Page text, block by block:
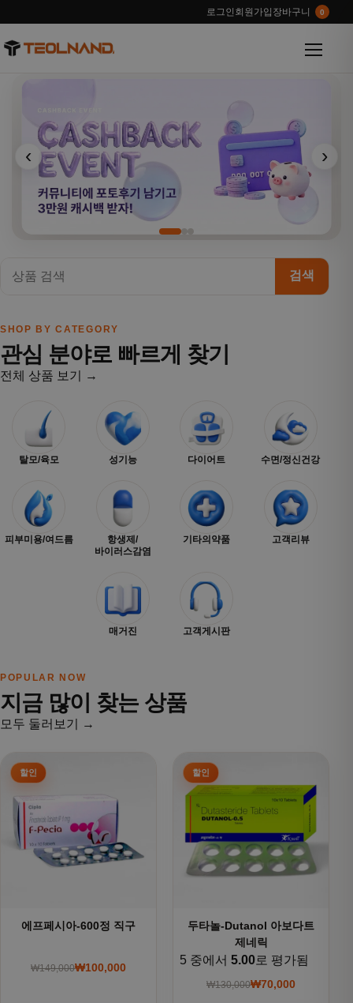
로그인 회원가입 장바구니 0
‹ ›
검색
SHOP BY CATEGORY
관심 분야로 빠르게 찾기
전체 상품 보기 →
탈모/육모 성기능 다이어트 수면/정신건강
피부미용/여드름
항생제/
바이러스감염
기타의약품 고객리뷰
매거진 고객게시판
POPULAR NOW
지금 많이 찾는 상품
모두 둘러보기 →
에프페시아-600정 직구
₩149,000 원래 가격: ₩149,000.
₩100,000
현재 가격: ₩100,000.
여러 상품 옵션이 이 상품에 있습니다. 상품 페이지에서 옵션
두타놀-Dutanol 아보다트
제네릭
5 중에서 5.00로 평가됨
₩130,000원래 가격:
₩70,000
현재 가격: ₩70,000.
여러 상품 옵션이 이 상품에